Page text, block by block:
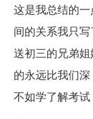
这是我总结的
间的关系我只
送初三的兄弟
的永远比我们
不如学了解考试